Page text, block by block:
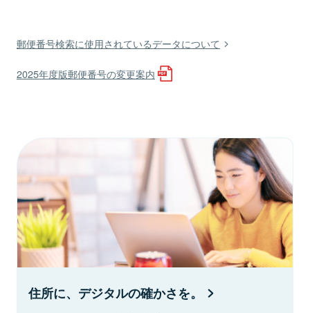
郵便番号検索に使用されているデータについて
2025年度版郵便番号の変更案内
住所に、デジタルの確かさを。